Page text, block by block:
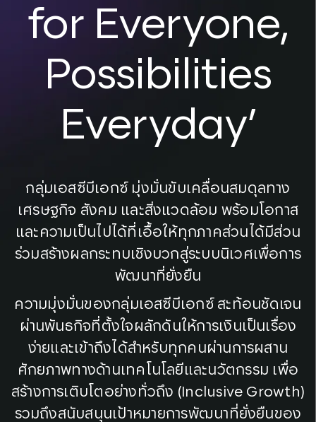
for Everyone,
Possibilities
Everyday’
กลุ่มเอสซีบีเอกซ์ มุ่งมั่นขับเคลื่อนสมดุลทาง
เศรษฐกิจ สังคม และสิ่งแวดล้อม พร้อมโอกาส
และความเป็นไปได้ที่เอื้อให้ทุกภาคส่วนได้มีส่วน
ร่วมสร้างผลกระทบเชิงบวกสู่ระบบนิเวศเพื่อการ
พัฒนาที่ยั่งยืน
ความมุ่งมั่นของกลุ่มเอสซีบีเอกซ์ สะท้อนชัดเจน
ผ่านพันธกิจที่ตั้งใจผลักดันให้การเงินเป็นเรื่อง
ง่ายและเข้าถึงได้สำหรับทุกคนผ่านการผสาน
ศักยภาพทางด้านเทคโนโลยีและนวัตกรรม เพื่อ
สร้างการเติบโตอย่างทั่วถึง (Inclusive Growth)
รวมถึงสนับสนุนเป้าหมายการพัฒนาที่ยั่งยืนของ